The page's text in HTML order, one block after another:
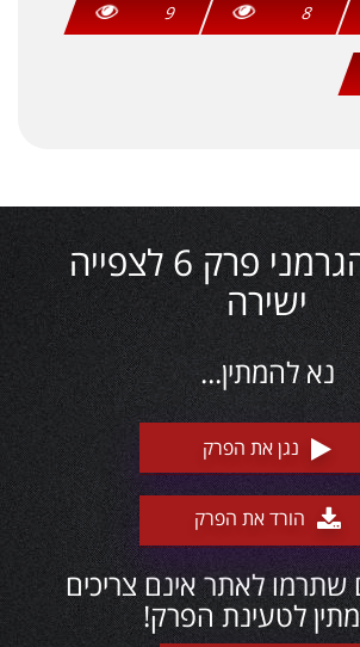
8
9
טעינה הגרמני פרק 6 לצפייה
ישירה
נא להמתין...
נגן את הפרק
הורד את הפרק
לאתר אינם צריכים
לטעינת הפרק!